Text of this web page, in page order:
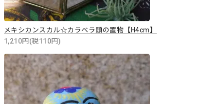
メキシカンスカル☆カラベラ頭の置物【H4cm】
1,210円(税110円)